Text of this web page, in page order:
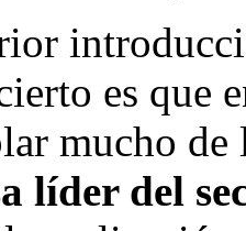
es que
mucho
líder del